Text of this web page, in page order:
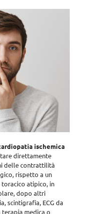
ischemica
direttamente
delle contrattilità
rispetto a un
atipico, in
dopo altri
scintigrafia, ECG da
medica o